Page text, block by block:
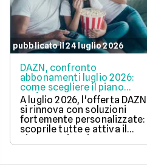
pubblicato il 24 luglio 2026
DAZN, confronto
abbonamenti luglio 2026:
come scegliere il piano
perfetto per te
A luglio 2026, l'offerta DAZN
si rinnova con soluzioni
fortemente personalizzate:
scoprile tutte e attiva il
piano con i tuoi sport
preferiti.